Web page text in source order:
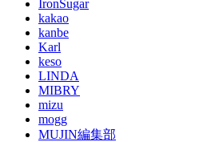
IronSugar
kakao
kanbe
Karl
keso
LINDA
MIBRY
mizu
mogg
MUJIN編集部